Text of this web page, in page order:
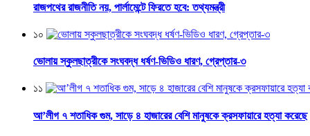
রাজপথের রাজনীতি নয়, পার্লামেন্টে ফিরতে হবে: তথ্যমন্ত্রী
১০
ভোলায় স্কুলছাত্রীকে সংঘবদ্ধ ধর্ষণ-ভিডিও ধারণ, গ্রেপ্তার-৩
১১
আ’লীগ ৭ শতাধিক গুম, সাড়ে ৪ হাজারের বেশি মানুষকে ক্রসফায়ারে হত্যা করেছে